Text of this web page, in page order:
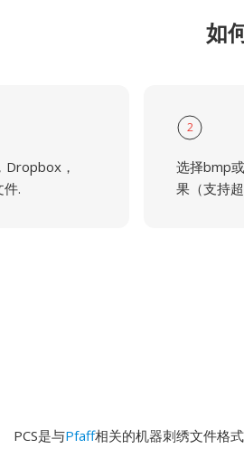
如
Dropbox，
.
2
选择bmp
果（支持
PCS是与Pfaff相关的机器刺绣文件格